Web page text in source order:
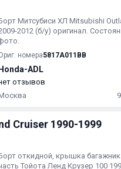
Митсубиси ХЛ Mitsubishi
2012 (б/у) оригинал.
номера5817A011BB
Honda-ADL
отзывов
Cruiser 1990-1999
откидной, крышка
Тойота Ленд Крузер 100